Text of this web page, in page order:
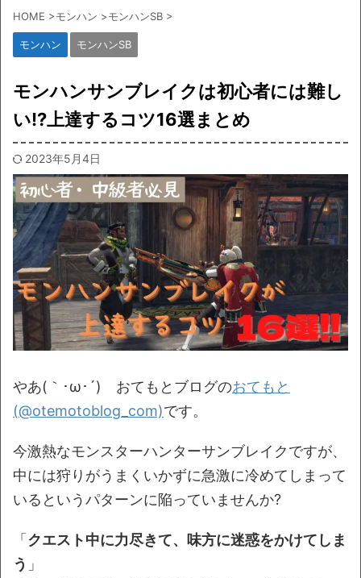
HOME >モンハン >モンハンSB >
モンハン モンハンSB
モンハンサンブレイクは初心者には難し
い!?上達するコツ16選まとめ
2023年5月4日
やあ(｀･ω･´)ゞおてもとブログのおてもと
(@otemotoblog_com)です。
今激熱なモンスターハンターサンブレイクですが、
中には狩りがうまくいかずに急激に冷めてしまって
いるというパターンに陥っていませんか?
「クエスト中に力尽きて、味方に迷惑をかけてしま
う 」